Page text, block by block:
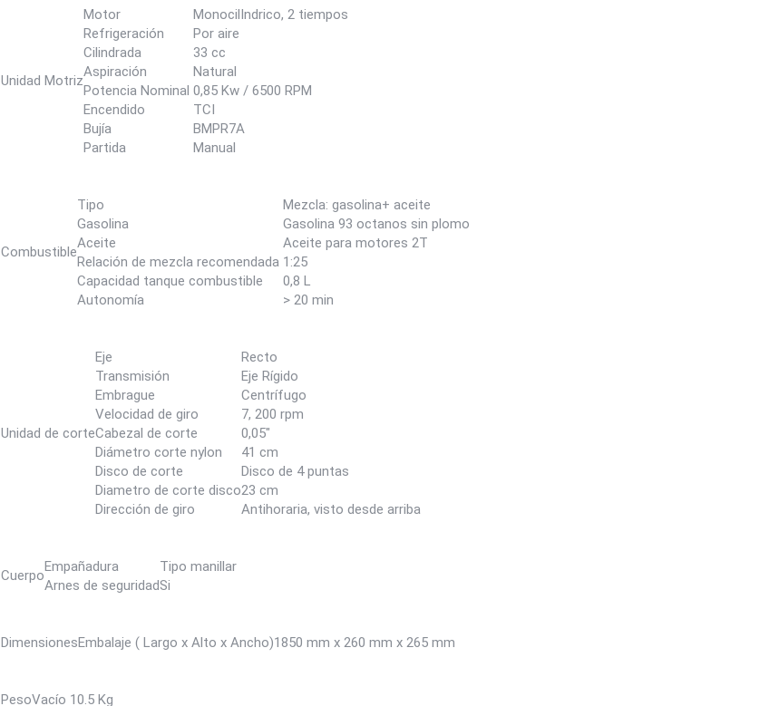
Unidad Motriz
Motor
MonocilIndrico, 2 tiempos
Refrigeración
Por aire
Cilindrada
33 cc
Aspiración
Natural
Potencia Nominal 0,85 Kw / 6500 RPM
Encendido
TCI
Bujía
BMPR7A
Partida
Manual
Combustible
Tipo
Mezcla: gasolina+ aceite
Gasolina
Gasolina 93 octanos sin plomo
Aceite
Aceite para motores 2T
Relación de mezcla recomendada 1:25
Capacidad tanque combustible
0,8 L
Autonomía
> 20 min
Unidad de corte
Eje
Recto
Transmisión
Eje Rígido
Embrague
Centrífugo
Velocidad de giro
7, 200 rpm
Cabezal de corte
0,05"
Diámetro corte nylon
41 cm
Disco de corte
Disco de 4 puntas
Diametro de corte disco23 cm
Dirección de giro
Antihoraria, visto desde arriba
Cuerpo
Empañadura
Tipo manillar
Arnes de seguridadSi
DimensionesEmbalaje ( Largo x Alto x Ancho)1850 mm x 260 mm x 265 mm
PesoVacío 10.5 Kg